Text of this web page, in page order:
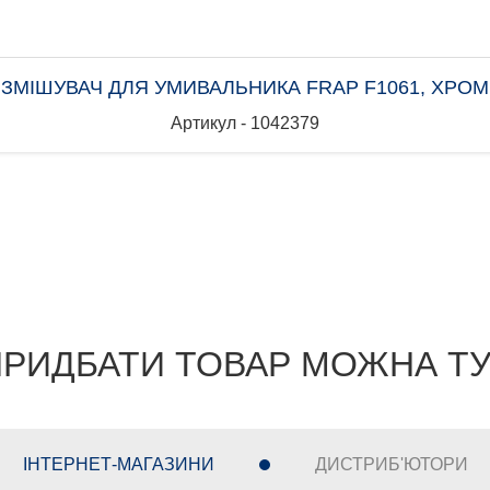
ЗМІШУВАЧ ДЛЯ УМИВАЛЬНИКА FRAP F1061, ХРОМ
Артикул - 1042379
ТОВАР МОЖНА
ІНТЕРНЕТ-МАГАЗИНИ ДИСТРИБ'ЮТОРИ